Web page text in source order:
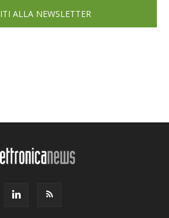
ALLA NEWSLETTER